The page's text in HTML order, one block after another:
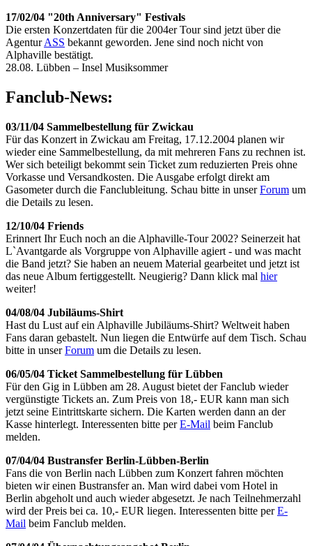
17/02/04 "20th Anniversary" Festivals
Die ersten Konzertdaten für die 2004er Tour sind jetzt über die
AgenturASS bekannt geworden. Jene sind noch nicht von
Alphaville bestätigt.
28.08. Lübben – Insel Musiksommer
Fanclub-News:
03/11/04 Sammelbestellung für Zwickau
Für das Konzert in Zwickau am Freitag, 17.12.2004 planen wir
wieder eine Sammelbestellung, da mit mehreren Fans zu rechnen ist.
Wer sich beteiligt bekommt sein Ticket zum reduzierten Preis ohne
Vorkasse und Versandkosten. Die Ausgabe erfolgt direkt am
Gasometer durch die Fanclubleitung. Schau bitte in unserForum um
die Details zu lesen.
12/10/04 Friends
Erinnert Ihr Euch noch an die Alphaville-Tour 2002? Seinerzeit hat
L`Avantgarde als Vorgruppe von Alphaville agiert - und was macht
die Band jetzt? Sie haben an neuem Material gearbeitet und jetzt ist
das neue Album fertiggestellt. Neugierig? Dann klick mal hier
weiter!
04/08/04 Jubiläums-Shirt
Hast du Lust auf ein Alphaville Jubiläums-Shirt? Weltweit haben
Fans daran gebastelt. Nun liegen die Entwürfe auf dem Tisch. Schau
bitte in unserForum um die Details zu lesen.
06/05/04 Ticket Sammelbestellung für Lübben
Für den Gig in Lübben am 28. August bietet der Fanclub wieder
vergünstigte Tickets an. Zum Preis von 18,- EUR kann man sich
jetzt seine Eintrittskarte sichern. Die Karten werden dann an der
Kasse hinterlegt. Interessenten bitte perE-Mail beim Fanclub
melden.
07/04/04 Bustransfer Berlin-Lübben-Berlin
Fans die von Berlin nach Lübben zum Konzert fahren möchten
bieten wir einen Bustransfer an. Man wird dabei vom Hotel in
Berlin abgeholt und auch wieder abgesetzt. Je nach Teilnehmerzahl
wird der Preis bei ca. 10,- EUR liegen. Interessenten bitte perE-
Mail beim Fanclub melden.